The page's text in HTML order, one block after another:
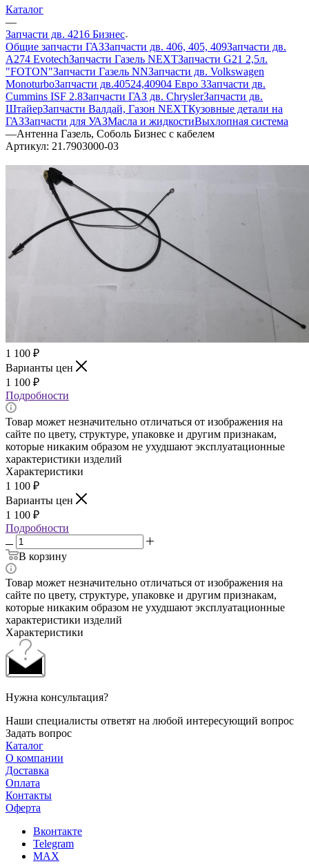
Каталог
—
Запчасти дв. 4216 Бизнес
Общие запчасти ГАЗЗапчасти дв. 406, 405, 409Запчасти дв.
A274 EvotechЗапчасти Газель NEXTЗапчасти G21 2,5л.
"FOTON"Запчасти Газель NNЗапчасти дв. Volkswagen
MonoturboЗапчасти дв.40524,40904 Евро 3Запчасти дв.
Cummins ISF 2.8Запчасти ГАЗ дв. ChryslerЗапчасти дв.
ШтайерЗапчасти Валдай, Газон NEXTКузовные детали на
ГАЗЗапчасти для УАЗМасла и жидкостиВыхлопная система
—Антенна Газель, Соболь Бизнес с кабелем
Артикул: 21.7903000-03
1 100 ₽
Варианты цен
1 100 ₽
Подробности
Товар может незначительно отличаться от изображения на
сайте по цвету, структуре, упаковке и другим признакам,
которые никаким образом не ухудшают эксплуатационные
характеристики изделий
Характеристики
1 100 ₽
Варианты цен
1 100 ₽
Подробности
В корзину
Товар может незначительно отличаться от изображения на
сайте по цвету, структуре, упаковке и другим признакам,
которые никаким образом не ухудшают эксплуатационные
характеристики изделий
Характеристики
Нужна консультация?
Наши специалисты ответят на любой интересующий вопрос
Задать вопрос
Каталог
О компании
Доставка
Оплата
Контакты
Оферта
Вконтакте
Telegram
MAX